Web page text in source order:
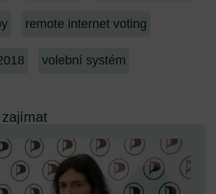
remote internet voting
volební systém